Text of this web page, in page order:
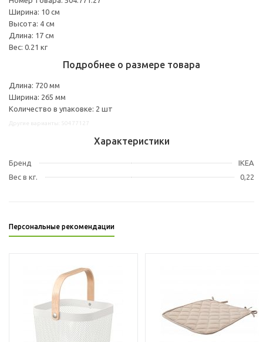
Ширина: 10 см
Высота: 4 см
Длина: 17 см
Вес: 0.21 кг
Подробнее о размере товара
Длина: 720 мм
Ширина: 265 мм
Количество в упаковке: 2 шт
Характеристики
Бренд
IKEA
Вес в кг.
0,22
Персональные рекомендации